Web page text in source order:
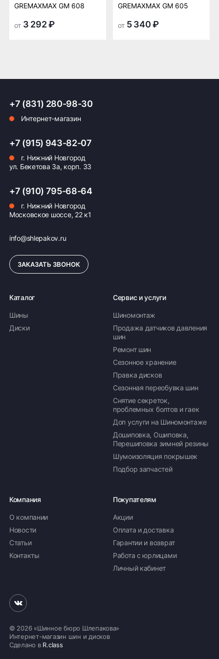
GREMAXMAX GM 608
от 3 292 ₽
GREMAXMAX GM 605
от 5 340 ₽
+7 (831) 280-98-30
Интернет-магазин
+7 (915) 943-82-07
г. Нижний Новгород
ул. Бекетова 3а, корп. 33
+7 (910) 795-68-64
г. Нижний Новгород
Московское шоссе, 22 к1
info@shlepakov.ru
ЗАКАЗАТЬ ЗВОНОК
Каталог
Шины
Диски
Сервис и услуги
Шиномонтаж
Продажа датчиков давления
шин
Ремонт шин
Сезонное хранение
Правка дисков
Сезонная переобувка шин
Снятие секреток,
проблемных болтов и гаек
Доп услуги на Шиномонтаже
Дошиповка, Ошиповка,
Перешиповка зимней резины
Шумоизоляция покрышек
Подбор запчастей
Компания
О компании
Новости
Статьи
Контакты
Покупателям
Акции
Оплата и доставка
Гарантии и возврат
Работа с юрлицами
Личный кабинет
© 2026 «Шинное бюро Шлепакова»
Интернет-магазин шин и дисков
Сделано в R.class